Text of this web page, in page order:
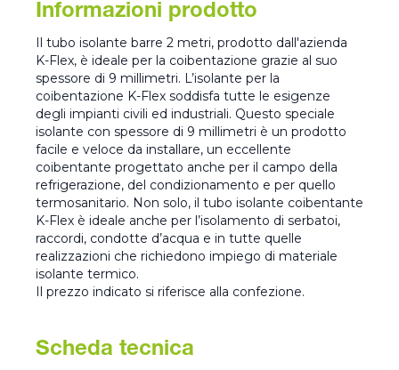
Informazioni prodotto
Il tubo isolante barre 2 metri, prodotto dall'azienda
K-Flex, è ideale per la coibentazione grazie al suo
spessore di 9 millimetri. L’isolante per la
coibentazione K-Flex soddisfa tutte le esigenze
degli impianti civili ed industriali. Questo speciale
isolante con spessore di 9 millimetri è un prodotto
facile e veloce da installare, un eccellente
coibentante progettato anche per il campo della
refrigerazione, del condizionamento e per quello
termosanitario. Non solo, il tubo isolante coibentante
K-Flex è ideale anche per l’isolamento di serbatoi,
raccordi, condotte d’acqua e in tutte quelle
realizzazioni che richiedono impiego di materiale
isolante termico.
Il prezzo indicato si riferisce alla confezione.
Scheda tecnica